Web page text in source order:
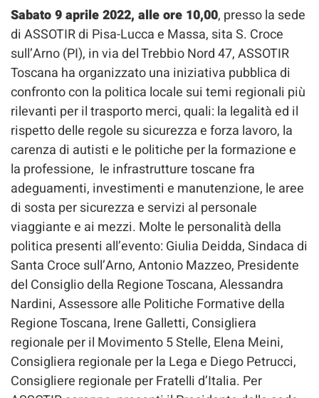
Sabato 9 aprile 2022, alle ore 10,00, presso la sede
di ASSOTIR di Pisa-Lucca e Massa, sita S. Croce
sull’Arno (PI), in via del Trebbio Nord 47, ASSOTIR
Toscana ha organizzato una iniziativa pubblica di
confronto con la politica locale sui temi regionali più
rilevanti per il trasporto merci, quali: la legalità ed il
rispetto delle regole su sicurezza e forza lavoro, la
carenza di autisti e le politiche per la formazione e
la professione, le infrastrutture toscane fra
adeguamenti, investimenti e manutenzione, le aree
di sosta per sicurezza e servizi al personale
viaggiante e ai mezzi. Molte le personalità della
politica presenti all’evento: Giulia Deidda, Sindaca di
Santa Croce sull’Arno, Antonio Mazzeo, Presidente
del Consiglio della Regione Toscana, Alessandra
Nardini, Assessore alle Politiche Formative della
Regione Toscana, Irene Galletti, Consigliera
regionale per il Movimento 5 Stelle, Elena Meini,
Consigliera regionale per la Lega e Diego Petrucci,
Consigliere regionale per Fratelli d’Italia. Per